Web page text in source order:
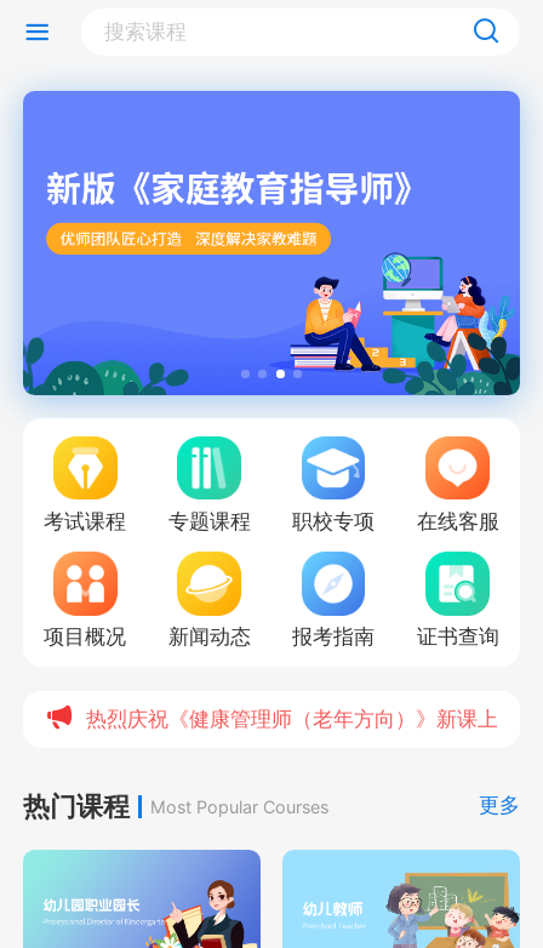
考试课程 专题课程 职校专项 在线客服
项目概况 新闻动态 报考指南 证书查询
热烈庆祝《健康管理师（老年方向）》新课上线
热门课程 Most Popular Courses 更多